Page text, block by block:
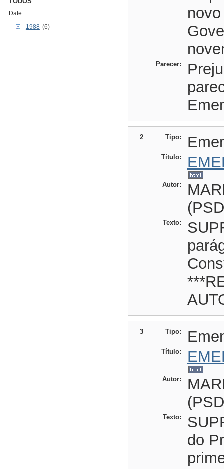
Date
1988 (6)
Parecer:
2 Tipo:
Título:
Autor:
Texto:
3 Tipo:
Título:
Autor:
Texto:
do